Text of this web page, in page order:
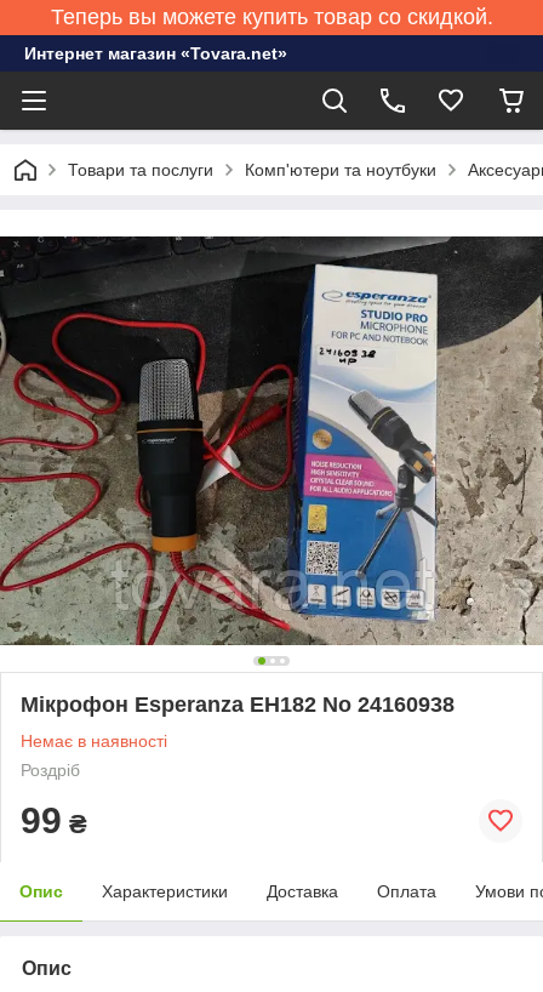
Теперь вы можете купить товар со скидкой.
Интернет магазин «Tovara.net»
Товари та послуги Комп'ютери та ноутбуки
Мікрофон Esperanza EH182 No 24160938
Немає в наявності
Роздріб
99 ₴
Опис Характеристики Доставка Оплата Умови
Опис